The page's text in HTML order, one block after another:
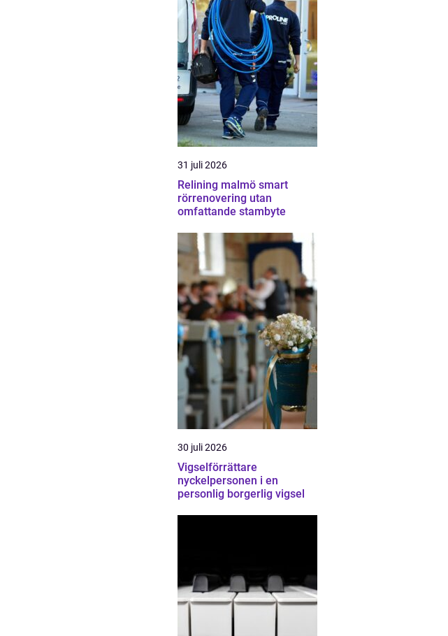
31 juli 2026
Relining malmö smart
rörrenovering utan
omfattande stambyte
30 juli 2026
Vigselförrättare
nyckelpersonen i en
personlig borgerlig vigsel